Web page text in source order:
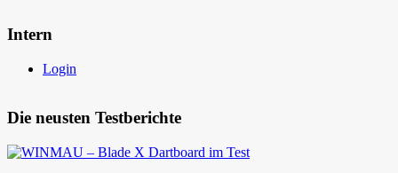
Intern
Login
Die neusten Testberichte